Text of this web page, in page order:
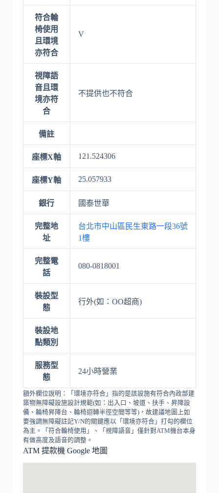
符合輪
椅使用
且環境
亦符合
V
視障語
音且環
境亦符
合
不提供也不符合
備註
座標X軸 121.524306
座標Y軸 25.057933
銀行 國泰世華
完整地
址
台北市中山區民生東路一段36號
1樓
完整電
話
080-0818001
裝設型
態
行外(如：OO超商)
裝設地
點類別
服務型
態
24小時營業
額外欄位說明：「環境亦符合」指的是該設施有符合內政部建
築物無障礙設施設計規範(如：出入口、坡道、扶手、昇降設
備、輪椅昇降台、輪椅迴轉半徑空間等等)，故建議地圖上如
要強調無障礙註記Y/N的關鍵應以「環境亦符合」打勾的欄位
為主。「符合輪椅使用」、「視障語音」僅針對ATM機台本身
有做高度及語音的調整。
ATM 提款機 Google 地圖